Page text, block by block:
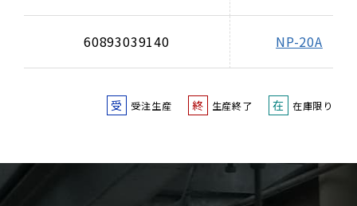
60893039140 NP-20A
受 受注生産 終 生産終了 在 在庫限り